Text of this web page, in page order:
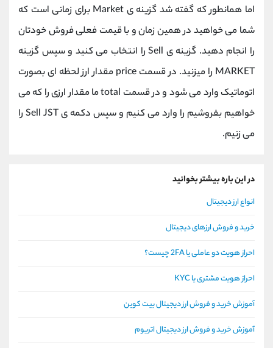
اما همانطور که گفته شد گزینه ی Market برای زمانی است که
شما می خواهید در همین زمان و با قیمت فعلی فروش خودتان
را انجام دهید. گزینه ی Sell را انتخاب می کنید و سپس گزینه
MARKET را میزنید. در قسمت price مقدار ارز لحظه ای بصورت
اتوماتیک وارد می شود و در قسمت total ما مقدار ارزی را که می
خواهیم بفروشیم را وارد می کنیم و سپس دکمه ی Sell JST را
می زنیم.
در این باره بیشتر بخوانید
انواع ارز دیجیتال
خرید و فروش ارزهای دیجیتال
احراز هویت دو عاملی یا 2FA چیست؟
احراز هویت مشتری یا KYC
آموزش خرید و فروش ارز دیجیتال بیت کوین
آموزش خرید و فروش ارز دیجیتال اتریوم